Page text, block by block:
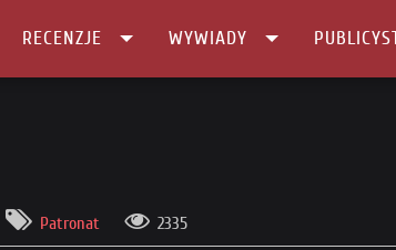
RECENZJE WYWIADY
Patronat 2335